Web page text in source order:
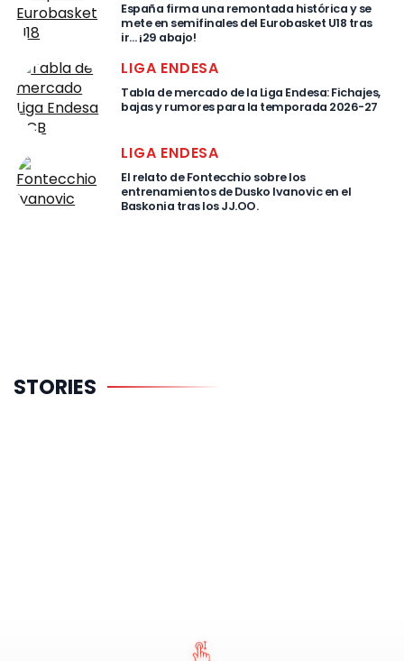
España firma una remontada histórica y se
mete en semifinales del Eurobasket U18 tras
ir… ¡29 abajo!
LIGA ENDESA
Tabla de mercado de la Liga Endesa: Fichajes,
bajas y rumores para la temporada 2026-27
LIGA ENDESA
El relato de Fontecchio sobre los
entrenamientos de Dusko Ivanovic en el
Baskonia tras los JJ.OO.
STORIES
El gran
proyecto de